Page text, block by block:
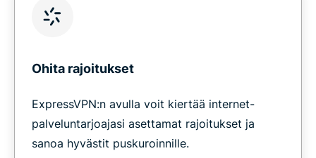
Ohita rajoitukset
ExpressVPN:n avulla voit kiertää internet-
palveluntarjoajasi asettamat rajoitukset ja
sanoa hyvästit puskuroinnille.